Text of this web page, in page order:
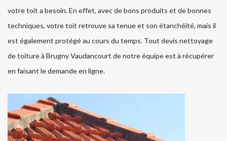
votre toit a besoin. En effet, avec de bons produits et de bonnes
techniques, votre toit retrouve sa tenue et son étanchéité, mais il
est également protégé au cours du temps. Tout devis nettoyage
de toiture à Brugny Vaudancourt de notre équipe est à récupérer
en faisant le demande en ligne.